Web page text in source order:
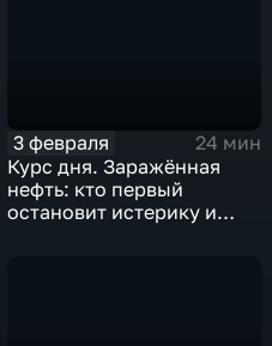
3 февраля
24 мин
Курс дня. Заражённая
нефть: кто первый
остановит истерику и